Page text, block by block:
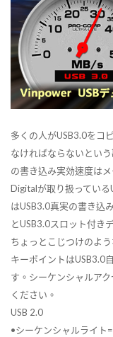
多くの人がUSB3.0をコ
なければならないとい
の書き込み実効速度は
Digitalが取り扱っている
はUSB3.0真実の書き込
とUSB3.0スロット付き
ちょっとこじつけのよ
キーポイントはUSB3.0
す。シーケンシャルア
ください。
USB 2.0
•シーケンシャルライト